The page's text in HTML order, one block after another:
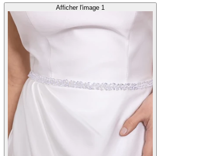
Afficher l'image 1